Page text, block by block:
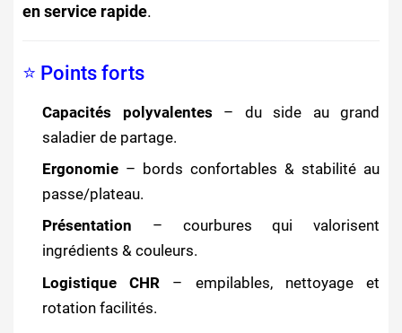
en service rapide.
⭐ Points forts
Capacités polyvalentes – du side au grand
saladier de partage.
Ergonomie – bords confortables & stabilité au
passe/plateau.
Présentation – courbures qui valorisent
ingrédients & couleurs.
Logistique CHR – empilables, nettoyage et
rotation facilités.